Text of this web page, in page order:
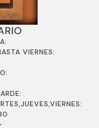
VIERNES: